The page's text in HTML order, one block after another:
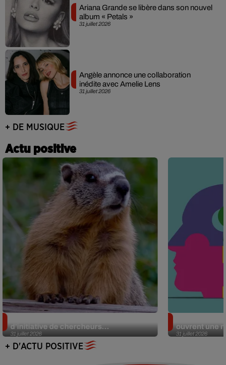
31 juillet 2026
Ariana Grande se libère dans son nouvel
album « Petals »
31 juillet 2026
Angèle annonce une collaboration
inédite avec Amelie Lens
+ DE MUSIQUE
Actu positive
31 juillet 2026
d’initiative de chercheurs...
31 juillet 2026
ouvrent une
+ D'ACTU POSITIVE